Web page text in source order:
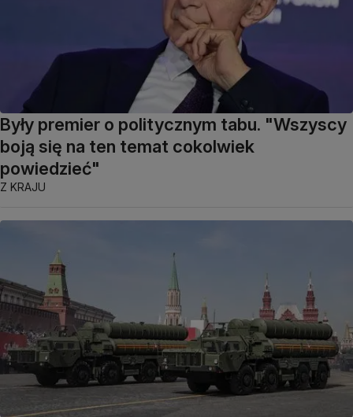
Były premier o politycznym tabu. "Wszyscy
boją się na ten temat cokolwiek
powiedzieć"
Z KRAJU